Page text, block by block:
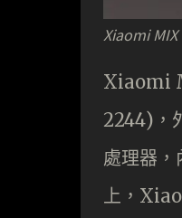
Xiaomi
Xiaomi
2244)，
處理器
上，